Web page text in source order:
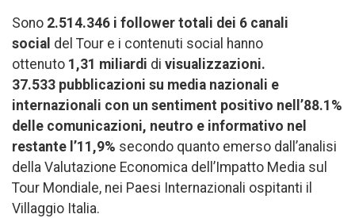
Sono 2.514.346 i follower totali dei 6 canali
social del Tour e i contenuti social hanno
ottenuto 1,31 miliardi di visualizzazioni.
37.533 pubblicazioni su media nazionali e
internazionali con un sentiment positivo nell’88.1%
delle comunicazioni, neutro e informativo nel
restante l’11,9% secondo quanto emerso dall’analisi
della Valutazione Economica dell’Impatto Media sul
Tour Mondiale, nei Paesi Internazionali ospitanti il
Villaggio Italia.